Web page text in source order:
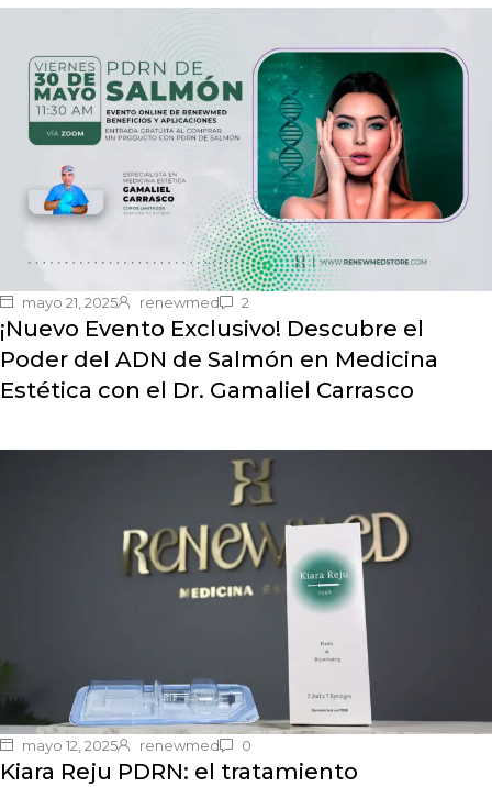
mayo 21, 2025 renewmed 2
¡Nuevo Evento Exclusivo! Descubre el
Poder del ADN de Salmón en Medicina
Estética con el Dr. Gamaliel Carrasco
mayo 12, 2025 renewmed 0
Kiara Reju PDRN: el tratamiento